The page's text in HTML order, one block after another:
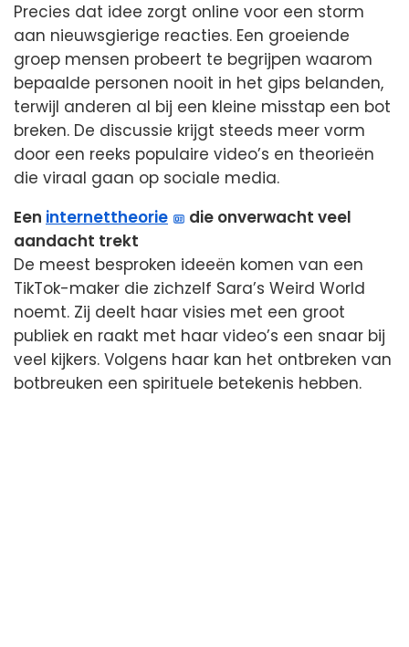
Precies dat idee zorgt online voor een storm
aan nieuwsgierige reacties. Een groeiende
groep mensen probeert te begrijpen waarom
bepaalde personen nooit in het gips belanden,
terwijl anderen al bij een kleine misstap een bot
breken. De discussie krijgt steeds meer vorm
door een reeks populaire video’s en theorieën
die viraal gaan op sociale media.
Een internettheorie
die onverwacht veel
aandacht trekt
De meest besproken ideeën komen van een
TikTok-maker die zichzelf Sara’s Weird World
noemt. Zij deelt haar visies met een groot
publiek en raakt met haar video’s een snaar bij
veel kijkers. Volgens haar kan het ontbreken van
botbreuken een spirituele betekenis hebben.